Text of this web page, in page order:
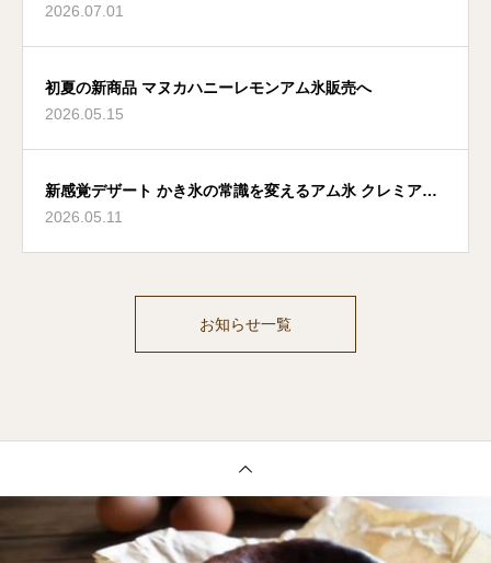
スタートへ
2026.07.01
初夏の新商品 マヌカハニーレモンアム氷販売へ
2026.05.15
新感覚デザート かき氷の常識を変えるアム氷 クレミアと
氷のコラボ発売へ
2026.05.11
お知らせ一覧